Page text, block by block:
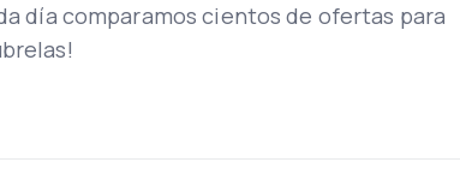
día comparamos cientos de ofertas para